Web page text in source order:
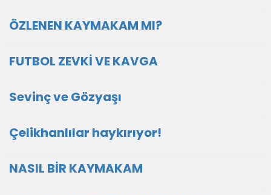
ÖZLENEN KAYMAKAM MI?
FUTBOL ZEVKİ VE KAVGA
Sevinç ve Gözyaşı
Çelikhanlılar haykırıyor!
NASIL BİR KAYMAKAM